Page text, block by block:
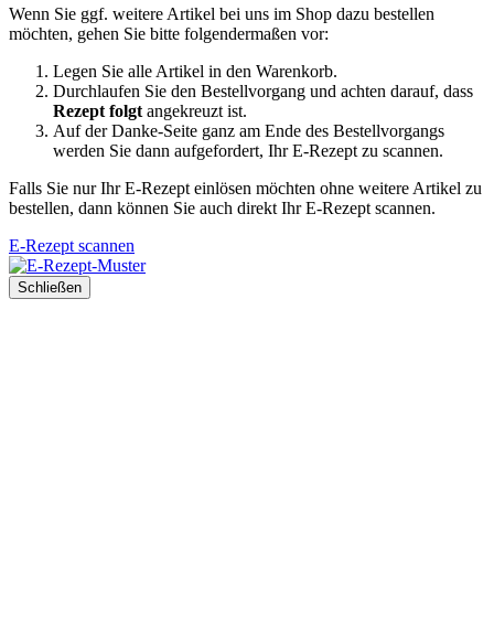
Wenn Sie ggf. weitere Artikel bei uns im Shop dazu bestellen
möchten, gehen Sie bitte folgendermaßen vor:
Legen Sie alle Artikel in den Warenkorb.
Durchlaufen Sie den Bestellvorgang und achten darauf, dass
Rezept folgt angekreuzt ist.
Auf der Danke-Seite ganz am Ende des Bestellvorgangs
werden Sie dann aufgefordert, Ihr E-Rezept zu scannen.
Falls Sie nur Ihr E-Rezept einlösen möchten ohne weitere Artikel zu
bestellen, dann können Sie auch direkt Ihr E-Rezept scannen.
E-Rezept scannen
Schließen